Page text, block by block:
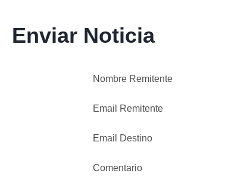
Enviar Noticia
Nombre Remitente
Email Remitente
Email Destino
Comentario